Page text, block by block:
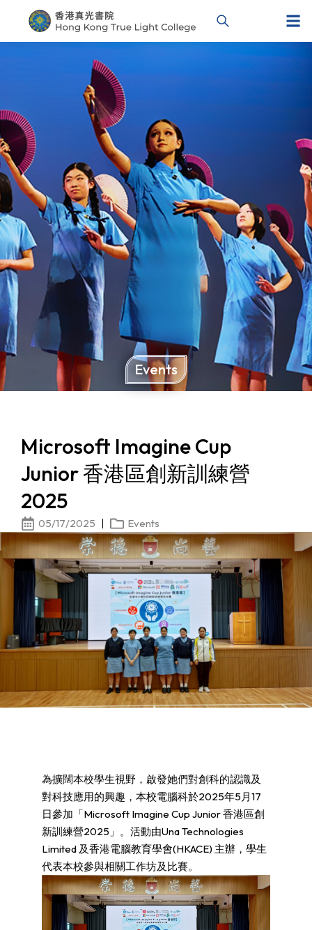
Events
Microsoft Imagine Cup
Junior 香港區創新訓練營
2025
05/17/2025 Events
為擴闊本校學生視野，啟發她們對創科的認識及
對科技應用的興趣，本校電腦科於2025年5月17
日參加「Microsoft Imagine Cup Junior 香港區創
新訓練營2025」。活動由Una Technologies
Limited 及香港電腦教育學會(HKACE) 主辦，學生
代表本校參與相關工作坊及比賽。